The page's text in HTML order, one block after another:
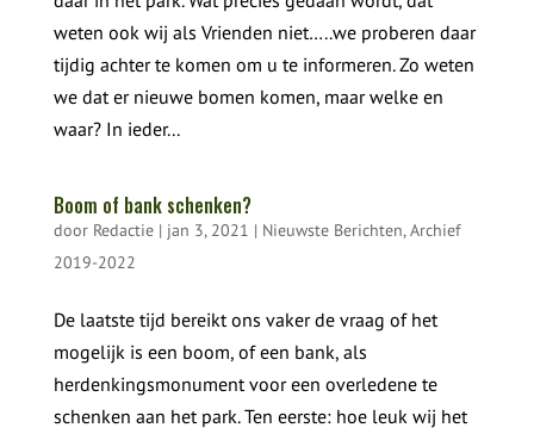
weten ook wij als Vrienden niet…..we proberen daar
tijdig achter te komen om u te informeren. Zo weten
we dat er nieuwe bomen komen, maar welke en
waar? In ieder...
Boom of bank schenken?
door Redactie| jan 3, 2021 | Nieuwste Berichten,Archief
2019-2022
De laatste tijd bereikt ons vaker de vraag of het
mogelijk is een boom, of een bank, als
herdenkingsmonument voor een overledene te
schenken aan het park. Ten eerste: hoe leuk wij het